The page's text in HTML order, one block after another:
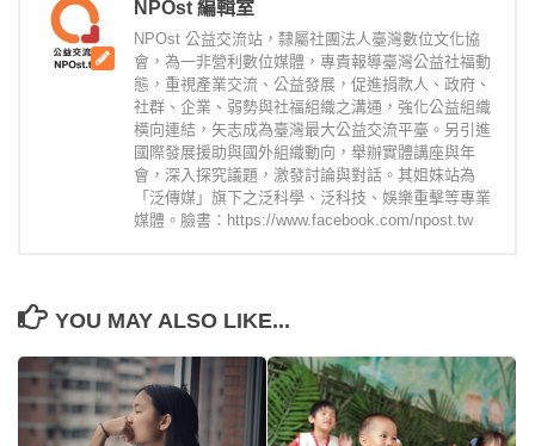
NPOst 編輯室
NPOst 公益交流站，隸屬社團法人臺灣數位文化協
會，為一非營利數位媒體，專責報導臺灣公益社福動
態，重視產業交流、公益發展，促進捐款人、政府、
社群、企業、弱勢與社福組織之溝通，強化公益組織
橫向連結，矢志成為臺灣最大公益交流平臺。另引進
國際發展援助與國外組織動向，舉辦實體講座與年
會，深入探究議題，激發討論與對話。其姐妹站為
「泛傳媒」旗下之泛科學、泛科技、娛樂重擊等專業
媒體。臉書：https://www.facebook.com/npost.tw
YOU MAY ALSO LIKE...